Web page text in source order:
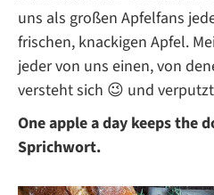
uns als großen Apfelfans
frischen, knackigen Apfel.
jeder von uns einen, von
versteht sich 😉 und
One apple a day keeps the
Sprichwort.